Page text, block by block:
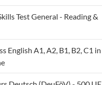
Test General - Reading &
English A1, A2, B1, B2, C1 in